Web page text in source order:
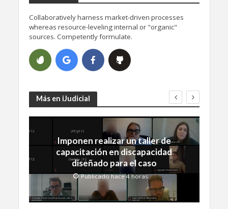
Collaboratively harness market-driven processes
whereas resource-leveling internal or "organic"
sources. Competently formulate.
Más en iJudicial
Imponen realizar un taller de
capacitación en discapacidad
diseñado para el caso
Publicado hace 4 horas